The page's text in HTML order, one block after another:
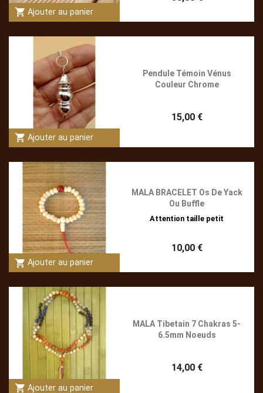
shopping_cart Ajouter au panier
shopping_cart Ajouter au panier
Pendule Témoin Vénus
Couleur Chrome
15,00 €
shopping_cart Ajouter au panier
MALA BRACELET Os De Yack
Ou Buffle
Attention taille petit
10,00 €
shopping_cart Ajouter au panier
MALA Tibetain 7 Chakras 5-
6.5mm Noeuds
14,00 €